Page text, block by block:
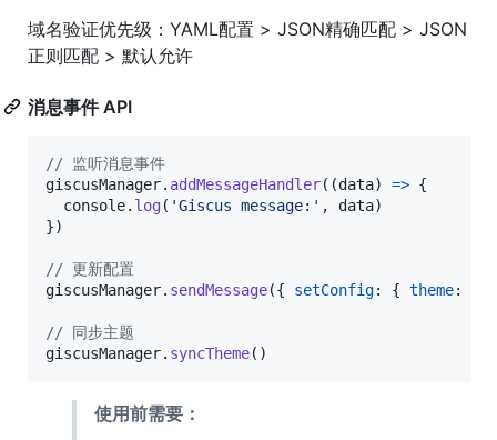
域名验证优先级：YAML配置 > JSON精确匹配 > JSON
正则匹配 > 默认允许
消息事件 API
// 监听消息事件
giscusManager. addMessageHandler( (data) => {
console. log( 'Giscus message:' , data)
})
// 更新配置
giscusManager. sendMessage({ setConfig: { theme:
// 同步主题
giscusManager. syncTheme( )
使用前需要：